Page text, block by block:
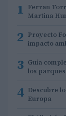
1 Ferran
Martina
2 Proyecto
impacto
3 Guía
los
4 Descubre
Europa